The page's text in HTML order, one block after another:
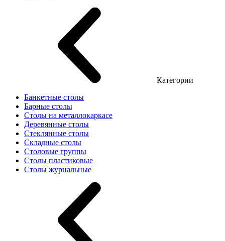
Категории
Банкетные столы
Барные столы
Столы на металлокаркасе
Деревянные столы
Стеклянные столы
Складные столы
Столовые группы
Столы пластиковые
Столы журнальные